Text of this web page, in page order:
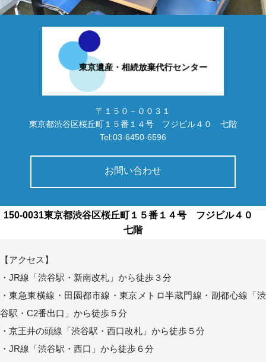
〒１５０－００３１
東京都渋谷区桜丘町１５番１４号 フジビル４０ 七階
Tel:03-6450-6596
お問い合わせ
150-0031東京都渋谷区桜丘町１５番１４号 フジビル４０
七階
【アクセス】
・JR線「渋谷駅・新南改札」から徒歩３分
・東急東横線・田園都市線・東京メトロ半蔵門線・副都心線「渋
谷駅・C2番出口」から徒歩５分
・京王井の頭線「渋谷駅・西口改札」から徒歩５分
・JR線「渋谷駅・西口」から徒歩６分